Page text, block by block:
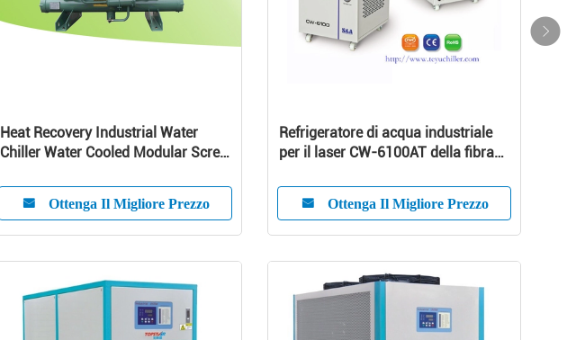
Heat Recovery Industrial Water
Chiller Water Cooled Modular Screw
Ottenga Il Migliore Prezzo
Refrigeratore di acqua industriale
per il laser CW-6100AT della fibra
Ottenga Il Migliore Prezzo